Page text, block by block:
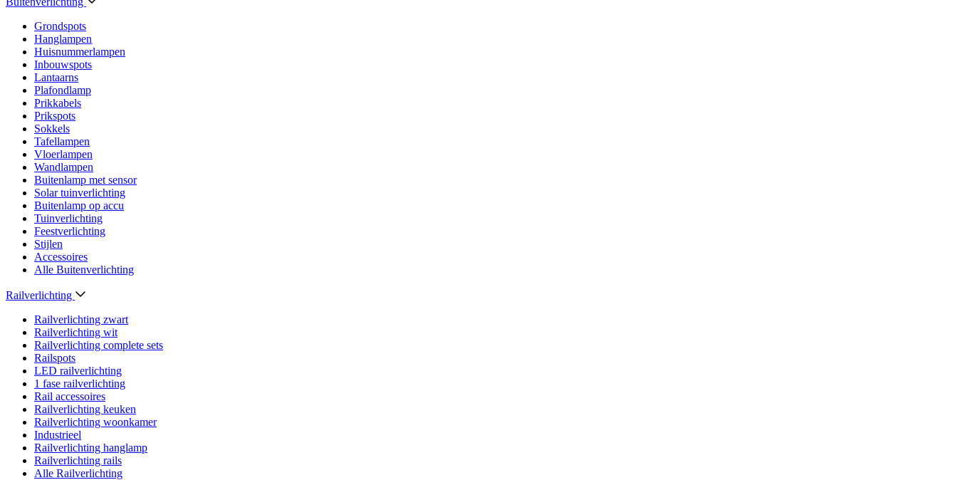
Grondspots
Hanglampen
Huisnummerlampen
Inbouwspots
Lantaarns
Plafondlamp
Prikkabels
Prikspots
Sokkels
Tafellampen
Vloerlampen
Wandlampen
Buitenlamp met sensor
Solar tuinverlichting
Buitenlamp op accu
Tuinverlichting
Feestverlichting
Stijlen
Accessoires
Alle Buitenverlichting
Railverlichting
Railverlichting zwart
Railverlichting wit
Railverlichting complete sets
Railspots
LED railverlichting
1 fase railverlichting
Rail accessoires
Railverlichting keuken
Railverlichting woonkamer
Industrieel
Railverlichting hanglamp
Railverlichting rails
Alle Railverlichting